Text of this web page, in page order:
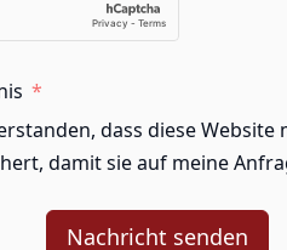
dass diese Website
damit sie auf meine
Nachricht senden